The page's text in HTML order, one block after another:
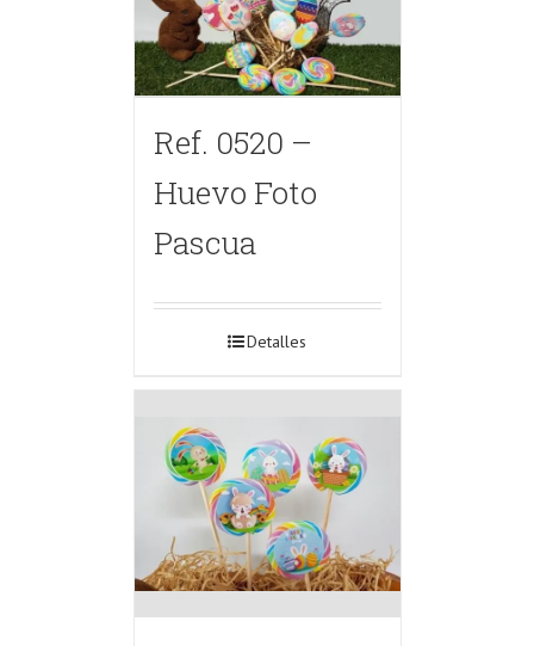
Ref. 0520 –
Huevo Foto
Pascua
Detalles